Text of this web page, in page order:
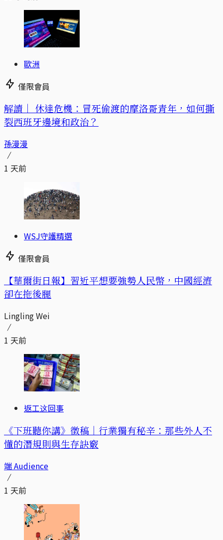
歐洲
僅限會員
解讀｜ 休達危機：冒死偷渡的摩洛哥青年，如何撕
裂西班牙邊境和政治？
孫漫漫
1 天前
WSJ守護精選
僅限會員
【華爾街日報】習近平想要強勢人民幣，中國經濟
卻在拖後腿
Lingling Wei
1 天前
返工这回事
《下班聽你講》徵稿｜行業獨有秘辛：那些外人不
懂的潛規則與生存訣竅
端 Audience
1 天前